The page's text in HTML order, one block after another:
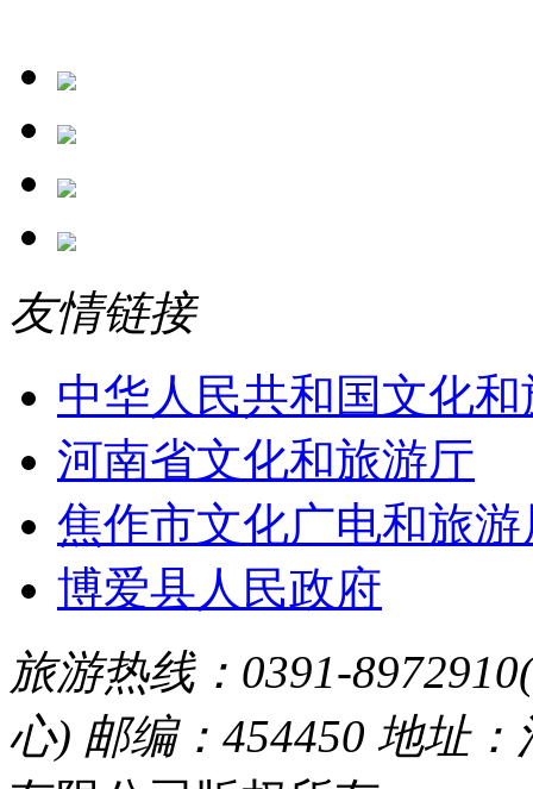
友情链接
中华人民共和国文化
河南省文化和旅游厅
焦作市文化广电和旅游
博爱县人民政府
旅游热线：0391-
心) 邮编：454450 地址